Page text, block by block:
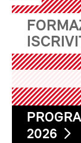
2026